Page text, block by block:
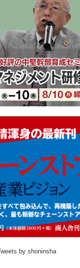
Tweets by shoninsha